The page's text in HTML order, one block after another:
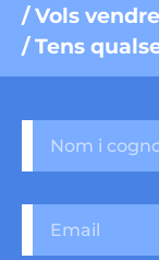
/ Vols
/ Tens